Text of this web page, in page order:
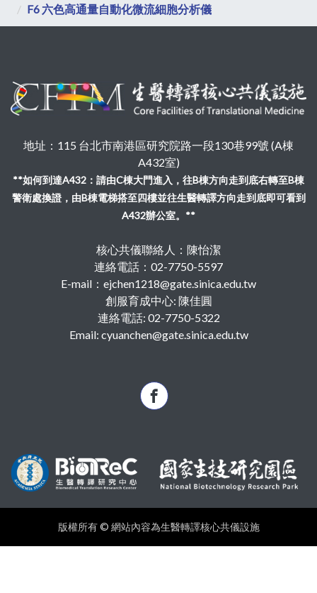
F6 六色高通量自動化微流細胞分析儀
地址：115 台北市南港區研究院路一段130巷99號 (A棟
A432室)
**如何到達A432：請由C棟大門進入，往B棟方向走到底右轉至B棟
警衛處換證，由B棟電梯搭至四樓並往生醫轉譯方向走到底即可看到
A432辦公室。**
核心共儀聯絡人：陳怡潔
連絡電話：02-7750-5597
E-mail：ejchen1218@gate.sinica.edu.tw
創服育成中心: 陳佳圓
連絡電話: 02-7750-5322
Email: cyuanchen@gate.sinica.edu.tw
版權所有 © 網站內容為生醫轉譯核心共儀設施